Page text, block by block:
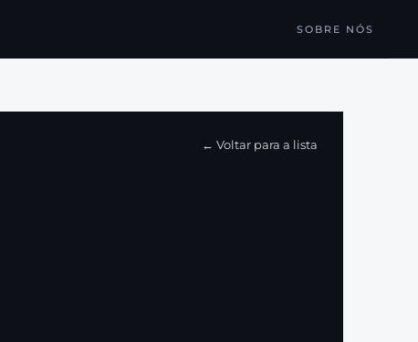
SOBRE NÓS
← Voltar para a lista